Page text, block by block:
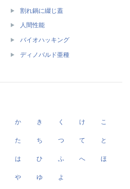
割れ鍋に綴じ蓋
人間性能
バイオハッキング
ディノバルド亜種
か き く け こ
た ち つ て と
は ひ ふ へ ほ
や ゆ よ